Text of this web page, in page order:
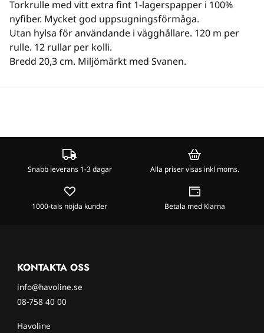
Torkrulle med vitt extra fint 1-lagerspapper i 100%
nyfiber. Mycket god uppsugningsförmåga.
Utan hylsa för användande i vägghållare. 120 m per
rulle. 12 rullar per kolli.
Bredd 20,3 cm. Miljömärkt med Svanen.
Snabb leverans 1-3 dagar Alla priser visas inkl moms.
1000-tals nöjda kunder Betala med Klarna
KONTAKTA OSS
info@havoline.se
08-758 40 00
Havoline